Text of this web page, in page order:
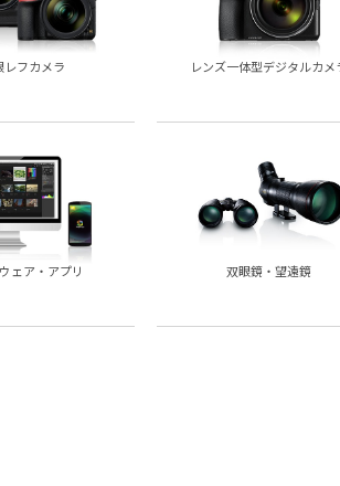
レフカメラ レンズ一体型デジタルカメ
ェア・アプリ 双眼鏡・望遠鏡